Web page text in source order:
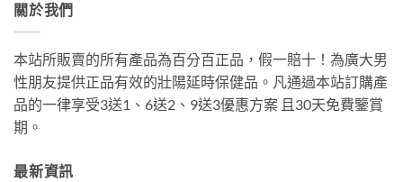
關於我們
本站所販賣的所有產品為百分百正品，假一賠十！為廣大男
性朋友提供正品有效的壯陽延時保健品。凡通過本站訂購產
品的一律享受3送1、6送2、9送3優惠方案 且30天免費鑒賞
期。
最新資訊